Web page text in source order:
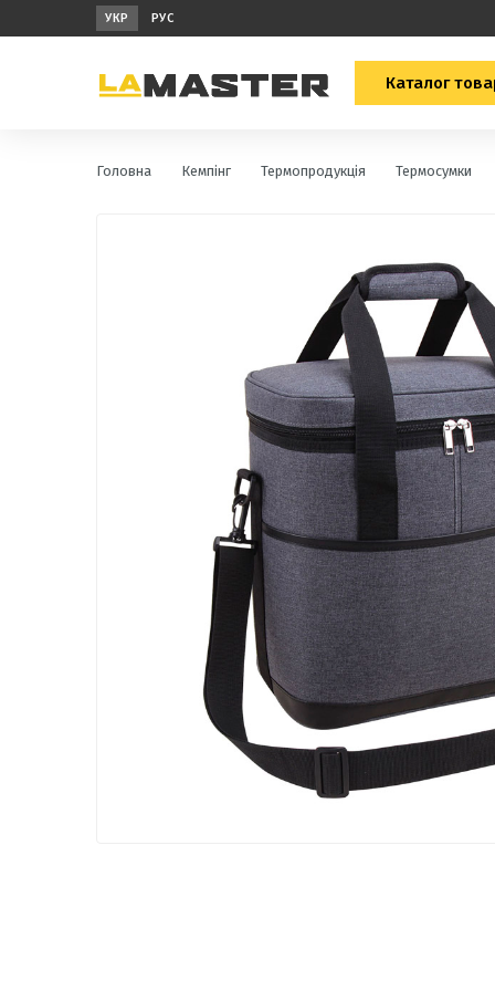
УКР РУС
Каталог
Головна Кемпінг Термопродукція Термосумки